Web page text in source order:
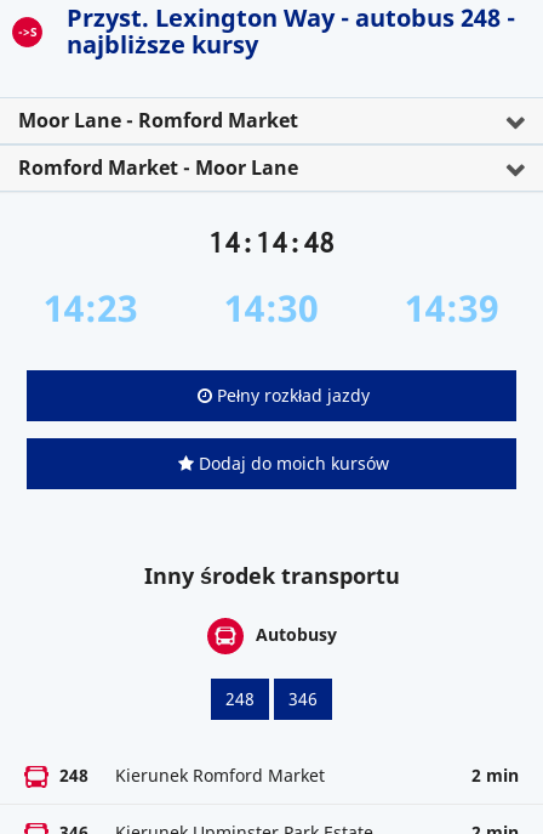
->S
Przyst. Lexington Way - autobus 248 -
najbliższe kursy
Moor Lane - Romford Market
Romford Market - Moor Lane
14:14:48
14:23 14:30 14:39
Pełny rozkład jazdy
Dodaj do moich kursów
Inny środek transportu
Autobusy
248 346
248 Kierunek Romford Market 2 min